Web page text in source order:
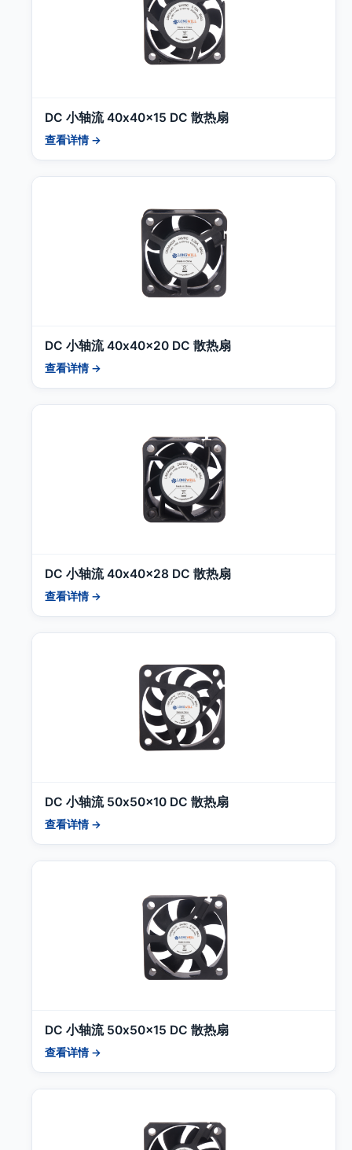
DC 小轴流 40x40x15 DC 散热扇
查看详情 →
DC 小轴流 40x40x20 DC 散热扇
查看详情 →
DC 小轴流 40x40x28 DC 散热扇
查看详情 →
DC 小轴流 50x50x10 DC 散热扇
查看详情 →
DC 小轴流 50x50x15 DC 散热扇
查看详情 →